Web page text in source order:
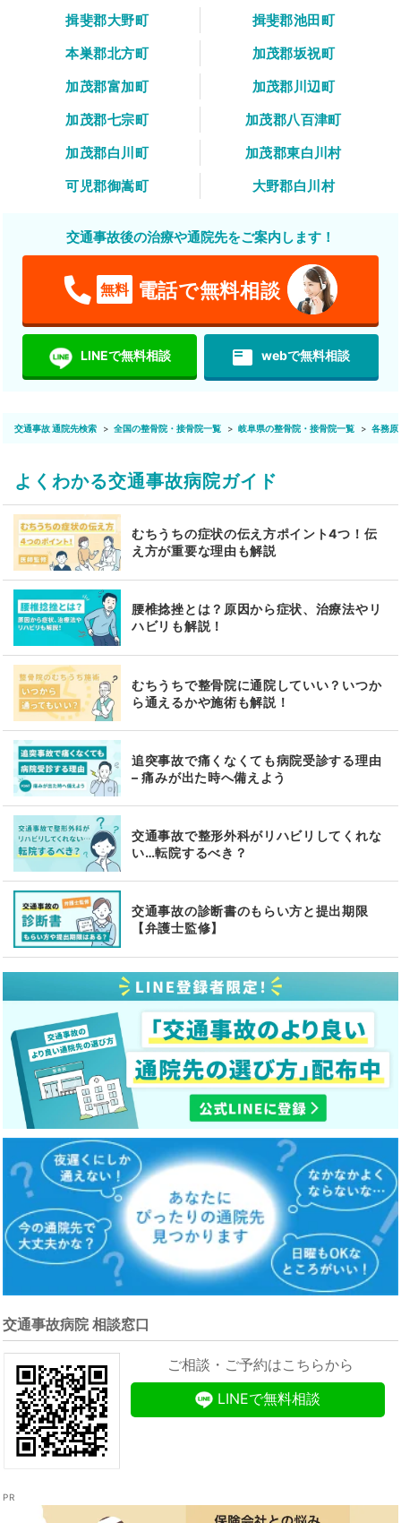
揖斐郡大野町
揖斐郡池田町
本巣郡北方町
加茂郡坂祝町
加茂郡富加町
加茂郡川辺町
加茂郡七宗町
加茂郡八百津町
加茂郡白川町
加茂郡東白川村
可児郡御嵩町
大野郡白川村
交通事故後の治療や通院先をご案内します！
無料 電話で無料相談
LINEで無料相談 featured_play_list webで無料相談
交通事故 通院先検索 全国の整骨院・接骨院一覧 岐阜県の整骨院・接骨院一覧 各務原
よくわかる交通事故病院ガイド
むちうちの症状の伝え方ポイント4つ！伝
え方が重要な理由も解説
腰椎捻挫とは？原因から症状、治療法やリ
ハビリも解説！
むちうちで整骨院に通院していい？いつか
ら通えるかや施術も解説！
追突事故で痛くなくても病院受診する理由
– 痛みが出た時へ備えよう
交通事故で整形外科がリハビリしてくれな
い…転院するべき？
交通事故の診断書のもらい方と提出期限
【弁護士監修】
交通事故病院 相談窓口
ご相談・ご予約はこちらから
LINEで無料相談